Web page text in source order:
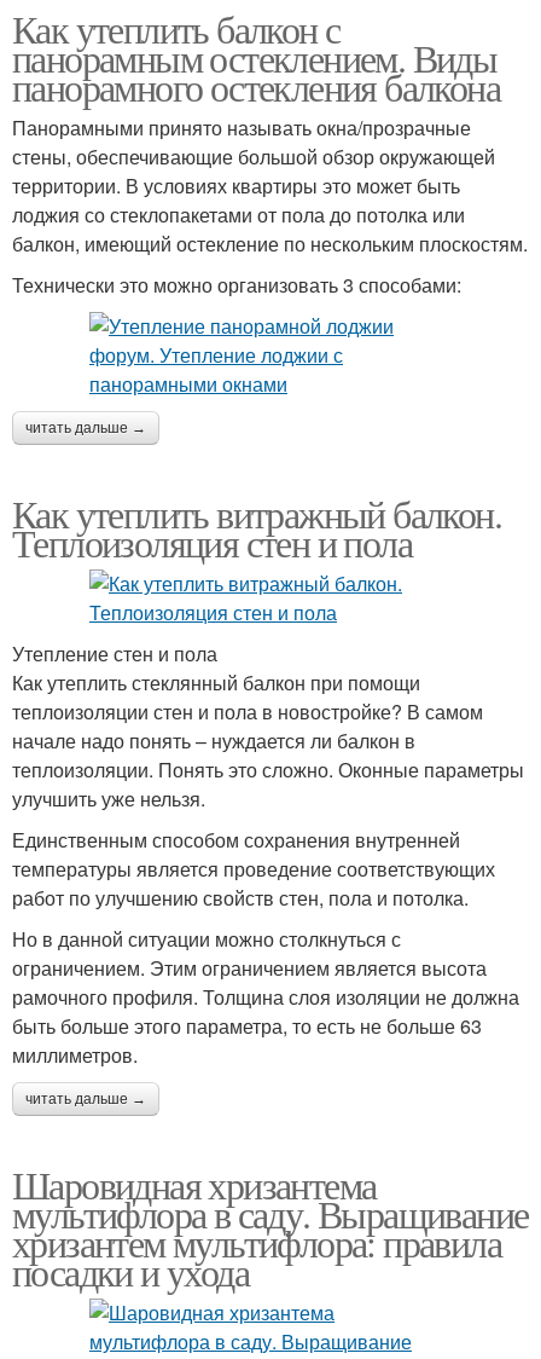
Как утеплить балкон с
панорамным остеклением. Виды
панорамного остекления балкона
Панорамными принято называть окна/прозрачные
стены, обеспечивающие большой обзор окружающей
территории. В условиях квартиры это может быть
лоджия со стеклопакетами от пола до потолка или
балкон, имеющий остекление по нескольким плоскостям.
Технически это можно организовать 3 способами:
читать дальше →
Как утеплить витражный балкон.
Теплоизоляция стен и пола
Утепление стен и пола
Как утеплить стеклянный балкон при помощи
теплоизоляции стен и пола в новостройке? В самом
начале надо понять – нуждается ли балкон в
теплоизоляции. Понять это сложно. Оконные параметры
улучшить уже нельзя.
Единственным способом сохранения внутренней
температуры является проведение соответствующих
работ по улучшению свойств стен, пола и потолка.
Но в данной ситуации можно столкнуться с
ограничением. Этим ограничением является высота
рамочного профиля. Толщина слоя изоляции не должна
быть больше этого параметра, то есть не больше 63
миллиметров.
читать дальше →
Шаровидная хризантема
мультифлора в саду. Выращивание
хризантем мультифлора: правила
посадки и ухода